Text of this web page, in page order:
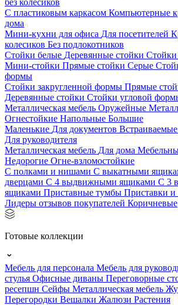
без колесиков
С пластиковым каркасом Компьютерные
дома
Мини-кухни для офиса Для посетителей
колесиков Без подлокотников
Стойки белые Деревянные стойки
Мини-стойки Прямые стойки Серые
формы
Стойки закругленной формы Прямые
Деревянные стойки Стойки угловой
Металлическая мебель Оружейные
Огнестойкие Напольные Большие
Маленькие Для документов Встраиваемые
Для руководителя
Металлическая мебель Для дома
Недорогие Огне-взломостойкие
С полками и нишами С выкатными
дверцами С 4 выдвижными ящиками С 3
ящиками Приставные тумбы Приставки
Лидеры отзывов покупателей Коричневые
Готовые коллекции
Мебель для персонала Мебель для
стулья Офисные диваны Переговорные
ресепшн Сейфы Металлическая мебель
Перегородки Вешалки Жалюзи Растения